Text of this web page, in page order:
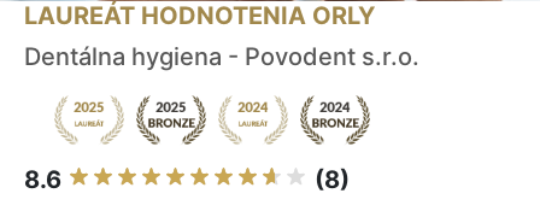
LAUREÁT HODNOTENIA ORLY
Dentálna hygiena - Povodent s.r.o.
8.6 (8)